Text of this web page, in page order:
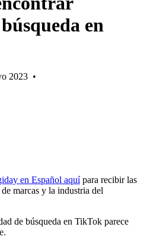
en
2023 •
en Español aquípara recibir las
marcas y la industria del
de búsqueda en TikTok parece